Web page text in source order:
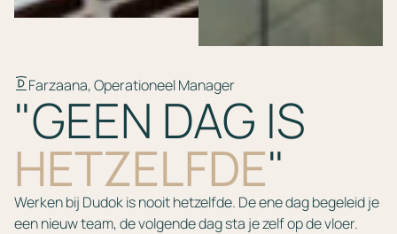
Farzaana, Operationeel Manager
"GEEN DAG IS
HETZELFDE"
Werken bij Dudok is nooit hetzelfde. De ene dag begeleid je
een nieuw team, de volgende dag sta je zelf op de vloer.